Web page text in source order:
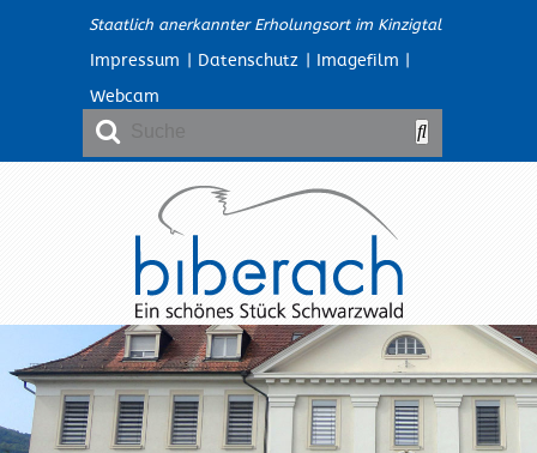
Staatlich anerkannter Erholungsort im Kinzigtal
Impressum | Datenschutz | Imagefilm |
Webcam